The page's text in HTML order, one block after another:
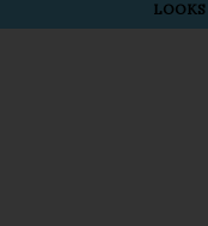
LOOKS